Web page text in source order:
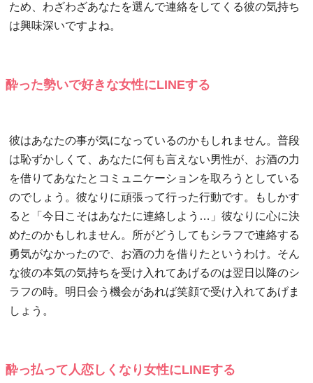
ため、わざわざあなたを選んで連絡をしてくる彼の気持ち
は興味深いですよね。
酔った勢いで好きな女性にLINEする
彼はあなたの事が気になっているのかもしれません。普段
は恥ずかしくて、あなたに何も言えない男性が、お酒の力
を借りてあなたとコミュニケーションを取ろうとしている
のでしょう。彼なりに頑張って行った行動です。もしかす
ると「今日こそはあなたに連絡しよう…」彼なりに心に決
めたのかもしれません。所がどうしてもシラフで連絡する
勇気がなかったので、お酒の力を借りたというわけ。そん
な彼の本気の気持ちを受け入れてあげるのは翌日以降のシ
ラフの時。明日会う機会があれば笑顔で受け入れてあげま
しょう。
酔っ払って人恋しくなり女性にLINEする